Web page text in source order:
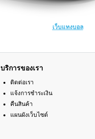
เว็บแทงบอล
บริการของเรา
ติดต่อเรา
แจ้งการชำระเงิน
คืนสินค้า
แผนผังเว็บไซต์